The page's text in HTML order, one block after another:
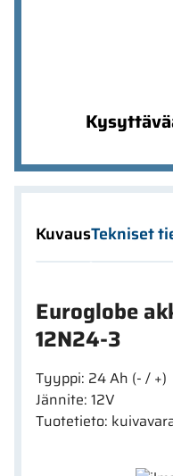
KuvausTekniset
Euroglobe
12N24-3
Tyyppi: 24 Ah (- / +)
Jännite: 12V
Tuotetieto: